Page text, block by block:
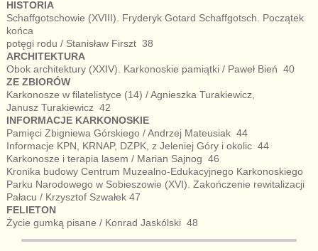
HISTORIA
Schaffgotschowie (XVIII). Fryderyk Gotard Schaffgotsch. Początek
końca
potęgi rodu / Stanisław Firszt 38
ARCHITEKTURA
Obok architektury (XXIV). Karkonoskie pamiątki / Paweł Bień 40
ZE ZBIORÓW
Karkonosze w filatelistyce (14) / Agnieszka Turakiewicz,
Janusz Turakiewicz 42
INFORMACJE KARKONOSKIE
Pamięci Zbigniewa Górskiego / Andrzej Mateusiak 44
Informacje KPN, KRNAP, DZPK, z Jeleniej Góry i okolic 44
Karkonosze i terapia lasem / Marian Sajnog 46
Kronika budowy Centrum Muzealno-Edukacyjnego Karkonoskiego
Parku Narodowego w Sobieszowie (XVI). Zakończenie rewitalizacji
Pałacu / Krzysztof Szwałek 47
FELIETON
Życie gumką pisane / Konrad Jaskólski 48